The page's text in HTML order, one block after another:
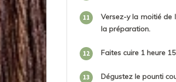
11
Versez-y la moitié de
la préparation.
12 Faites cuire 1 heure
13 Dégustez le pounti